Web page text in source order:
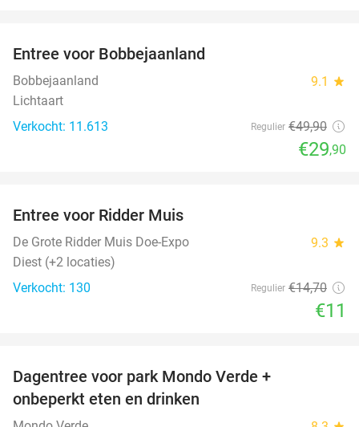
Entree voor Bobbejaanland
Bobbejaanland 9.1 star
Lichtaart
Verkocht: 11.613
Regulier €49,90
€29,90
Entree voor Ridder Muis
De Grote Ridder Muis Doe-Expo 9.3 star
Diest (+2 locaties)
Verkocht: 130
Regulier €14,70
€11
Dagentree voor park Mondo Verde +
onbeperkt eten en drinken